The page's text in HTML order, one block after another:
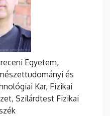
Egyetem,
és
Kar, Fizikai
Szilárdtest Fizikai